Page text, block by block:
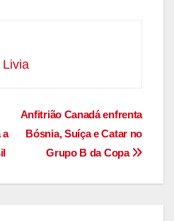
Livia
Anfitrião Canadá enfrenta
Bósnia, Suíça e Catar no
Grupo B da Copa
a